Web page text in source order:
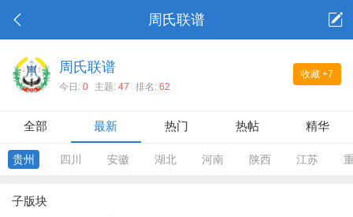
周氏联谱
收藏 +7
周氏联谱
今日: 0 主题: 47 排名: 62
全部 最新 热门 热帖 精华
贵州 四川 安徽 湖北 河南 陕西 江苏
子版块